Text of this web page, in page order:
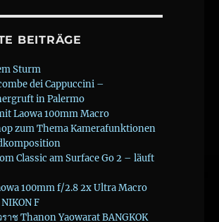
BEITRÄGE
Sturm
dei Cappuccini –
in Palermo
Laowa 100mm Macro
zum Thema Kamerafunktionen
Classic am Surface Go 2 – läuft
100mm f/2.8 2x Ultra Macro
F
ราช Thanon Yaowarat BANGKOK